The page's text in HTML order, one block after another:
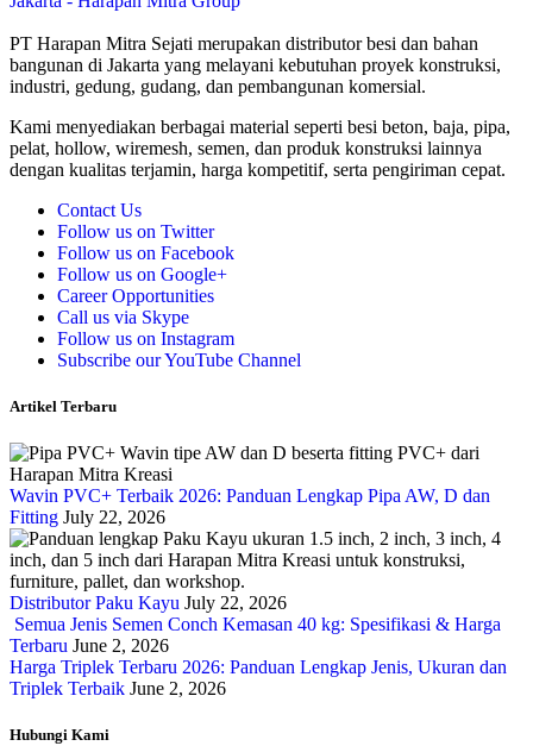
PT Harapan Mitra Sejati merupakan distributor besi dan bahan
bangunan di Jakarta yang melayani kebutuhan proyek konstruksi,
industri, gedung, gudang, dan pembangunan komersial.
Kami menyediakan berbagai material seperti besi beton, baja, pipa,
pelat, hollow, wiremesh, semen, dan produk konstruksi lainnya
dengan kualitas terjamin, harga kompetitif, serta pengiriman cepat.
Contact Us
Follow us on Twitter
Follow us on Facebook
Follow us on Google+
Career Opportunities
Call us via Skype
Follow us on Instagram
Subscribe our YouTube Channel
Artikel Terbaru
Wavin PVC+ Terbaik 2026: Panduan Lengkap Pipa AW, D dan
Fitting July 22, 2026
Distributor Paku Kayu July 22, 2026
Semua Jenis Semen Conch Kemasan 40 kg: Spesifikasi & Harga
Terbaru June 2, 2026
Harga Triplek Terbaru 2026: Panduan Lengkap Jenis, Ukuran dan
Triplek Terbaik June 2, 2026
Hubungi Kami